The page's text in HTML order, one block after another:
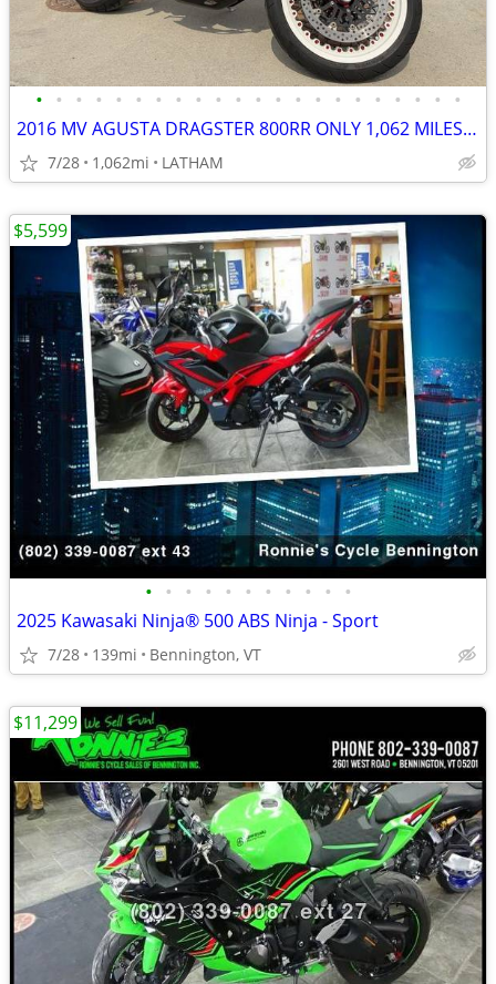
• • • • • • • • • • • • • • • • • • • • • •
2016 MV AGUSTA DRAGSTER 800RR ONLY 1,062 MILES RARE MUST SEE!
7/28 1,062mi LATHAM
• • • • • • • • • • •
2025 Kawasaki Ninja® 500 ABS Ninja - Sport
7/28 139mi Bennington, VT
$5,599
$11,299